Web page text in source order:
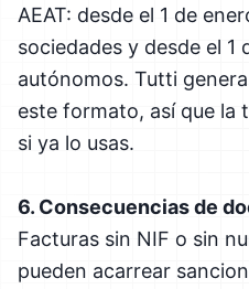
AEAT: desde el 1 de
sociedades y desde el 1
autónomos. Tutti
este formato, así que la
si ya lo usas.
6. Consecuencias de
Facturas sin NIF o sin
pueden acarrear